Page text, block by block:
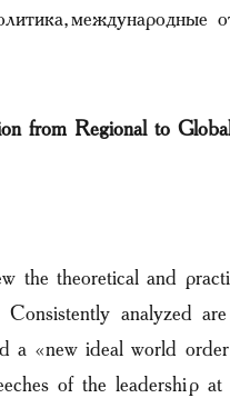
международные
from Regional to
the theoretical and
analyzed
a «new ideal world
of the leadership